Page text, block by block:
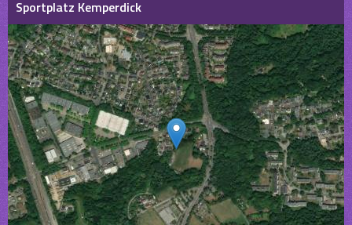
Sportplatz Kemperdick